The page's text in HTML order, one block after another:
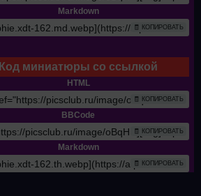
Markdown
🧾 КОПИРОВАТЬ
Код миниатюры со ссылкой
HTML
🧾 КОПИРОВАТЬ
BBCode
🧾 КОПИРОВАТЬ
Markdown
🧾 КОПИРОВАТЬ